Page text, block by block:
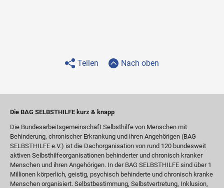
Teilen Nach oben
Die BAG SELBSTHILFE kurz & knapp
Die Bundesarbeitsgemeinschaft Selbsthilfe von Menschen mit
Behinderung, chronischer Erkrankung und ihren Angehörigen (BAG
SELBSTHILFE e.V.) ist die Dachorganisation von rund 120 bundesweit
aktiven Selbsthilfeorganisationen behinderter und chronisch kranker
Menschen und ihren Angehörigen. In der BAG SELBSTHILFE sind über 1
Millionen körperlich, geistig, psychisch behinderte und chronisch kranke
Menschen organisiert. Selbstbestimmung, Selbstvertretung, Inklusion,